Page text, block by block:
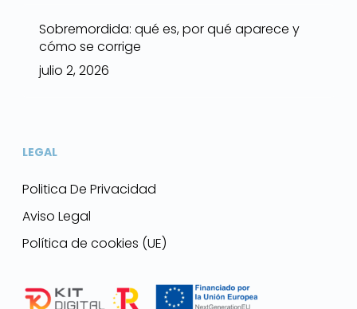
Sobremordida: qué es, por qué aparece y
cómo se corrige
julio 2, 2026
LEGAL
Politica De Privacidad
Aviso Legal
Política de cookies (UE)